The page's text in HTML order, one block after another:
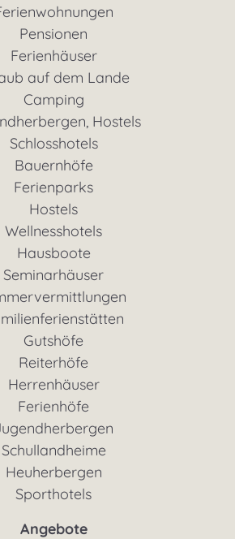
Pensionen
Ferienhäuser
auf dem Lande
Camping
Hostels
Schlosshotels
Bauernhöfe
Ferienparks
Hostels
Wellnesshotels
Hausboote
Seminarhäuser
Gutshöfe
Reiterhöfe
Herrenhäuser
Ferienhöfe
Schullandheime
Heuherbergen
Sporthotels
Angebote